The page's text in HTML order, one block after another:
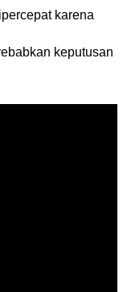
karena
keputusan